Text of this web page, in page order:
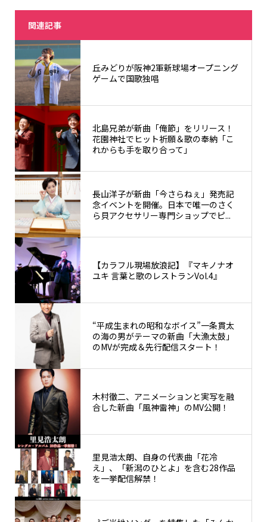
関連記事
丘みどりが阪神2軍新球場オープニング
ゲームで国歌独唱
北島兄弟が新曲「俺節」をリリース！
花園神社でヒット祈願＆歌の奉納「こ
れからも手を取り合って」
長山洋子が新曲「今さらねぇ」発売記
念イベントを開催。日本で唯一のさく
ら貝アクセサリー専門ショップでピ...
【カラフル現場放浪記】『マキノナオ
ユキ 言葉と歌のレストランVol.4』
“平成生まれの昭和なボイス”一条貫太
の海の男がテーマの新曲「大漁太鼓」
のMVが完成＆先行配信スタート！
木村徹二、アニメーションと実写を融
合した新曲「風神雷神」のMV公開！
里見浩太朗、自身の代表曲「花冷
え」、「新潟のひとよ」を含む28作品
を一挙配信解禁！